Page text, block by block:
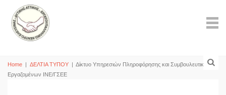
Home | ΔΕΛΤΙΑ ΤΥΠΟΥ | Δίκτυο Υπηρεσιών Πληροφόρησης και Συμβουλευτικής
Εργαζομένων ΙΝΕ/ΓΣΕΕ